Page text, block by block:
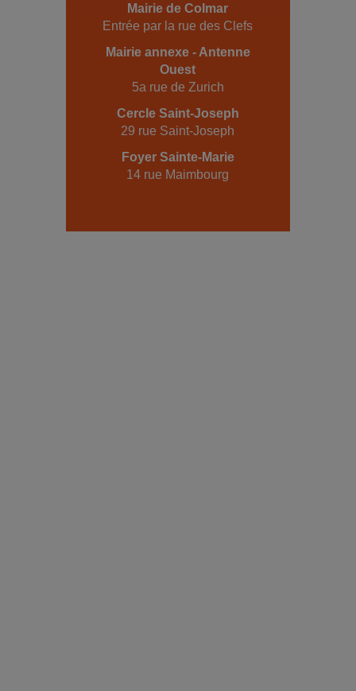
Mairie de Colmar
Entrée par la rue des Clefs
Mairie annexe - Antenne
Ouest
5a rue de Zurich
Cercle Saint-Joseph
29 rue Saint-Joseph
Foyer Sainte-Marie
14 rue Maimbourg